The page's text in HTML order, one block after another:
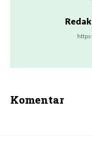
Komentar